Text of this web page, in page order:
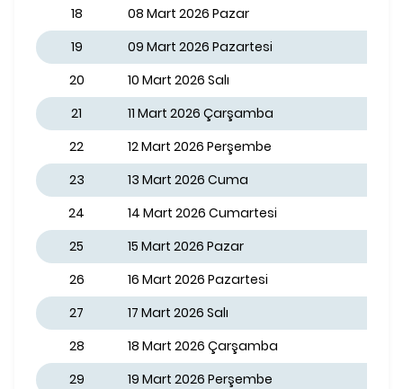
18
08 Mart 2026 Pazar
19
09 Mart 2026 Pazartesi
20
10 Mart 2026 Salı
21
11 Mart 2026 Çarşamba
22
12 Mart 2026 Perşembe
23
13 Mart 2026 Cuma
24
14 Mart 2026 Cumartesi
25
15 Mart 2026 Pazar
26
16 Mart 2026 Pazartesi
27
17 Mart 2026 Salı
28
18 Mart 2026 Çarşamba
29
19 Mart 2026 Perşembe